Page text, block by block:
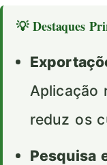
💡 Destaques
Aplicação
reduz os
Pesquisa